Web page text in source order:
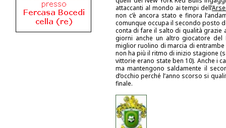
attaccanti al mondo ai tempi dell’
non c’è ancora stato e finora
comunque occupa il secondo posto
conta di fare il salto di qualità grazie
giorni anche un altro giocatore del
miglior ruolino di marcia di entrambe
non ha più il ritmo di inizio stagione
vittorie erano state ben 10). Anche i
ma mantengono saldamente il
d’occhio perché l’anno scorso si
finale.